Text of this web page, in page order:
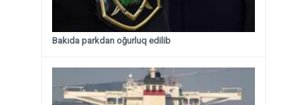
Bakıda parkdan oğurluq edilib